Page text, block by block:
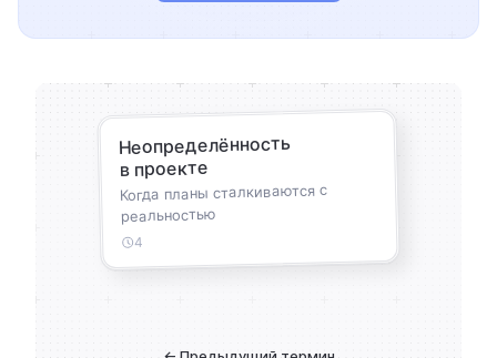
Неопределённость
в проекте
Когда планы сталкиваются с
реальностью
4